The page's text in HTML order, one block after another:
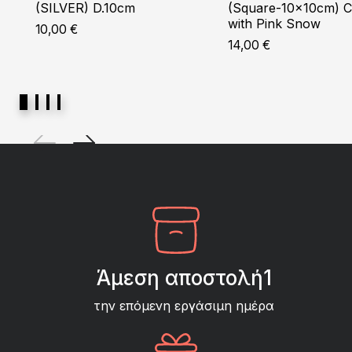
(SILVER) D.10cm
10,00 €
(Square-10x10cm)
with Pink Snow
14,00 €
Άμεση αποστολή1
την επόμενη εργάσιμη ημέρα